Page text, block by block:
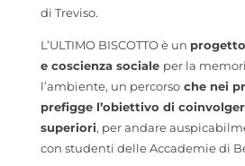
di Treviso.
L’ULTIMO BISCOTTO è un
e coscienza sociale per la
l’ambiente, un percorsoche nei
prefigge l’obiettivo di
superiori, per andare
con studenti delle Accademie di